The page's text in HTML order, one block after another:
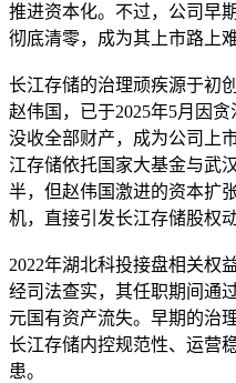
推进资本化。不过，公司早
彻底清零，成为其上市路上
长江存储的治理顽疾源于初
赵伟国，已于2025年5月因
没收全部财产，成为公司上
江存储依托国家大基金与武
半，但赵伟国激进的资本扩
机，直接引发长江存储股权动
2022年湖北科投接盘相关权
经司法查实，其任职期间通
元国有资产流失。早期的治
长江存储内控规范性、运营
患。